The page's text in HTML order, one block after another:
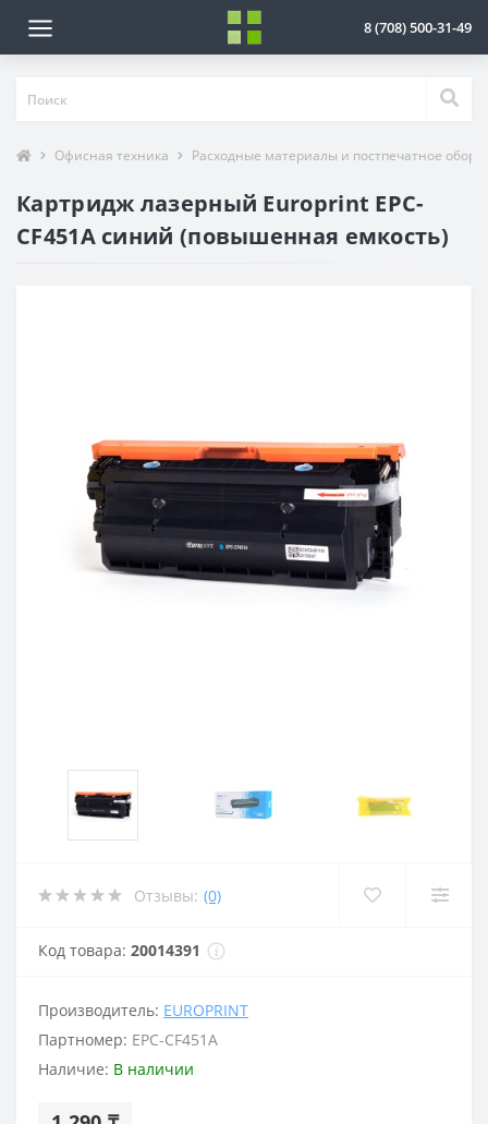
8 (708) 500-31-49
Офисная техника Расходные материалы и постпечатное
Картридж лазерный Europrint EPC-
CF451A синий (повышенная емкость)
Отзывы: (0)
Код товара: 20014391
Производитель: EUROPRINT
Партномер: EPC-CF451A
Наличие: В наличии